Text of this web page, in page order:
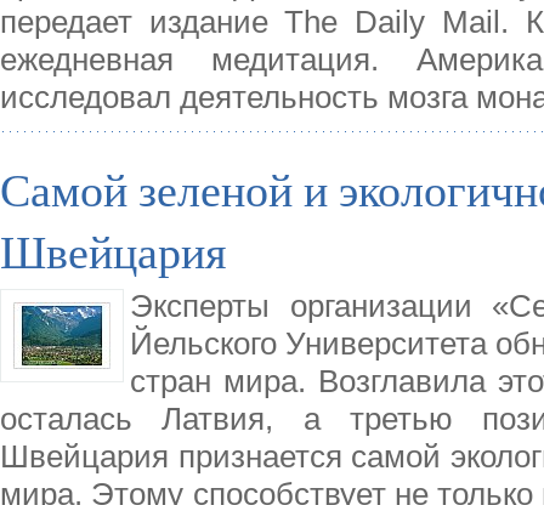
передает издание The Daily Mail.
ежедневная медитация.
исследовал деятельность мозга
Самой зеленой и
Швейцария
Эксперты организации
Йельского Университета
стран мира. Возглавила
осталась Латвия, а третью
Швейцария признается самой
мира. Этому способствует не